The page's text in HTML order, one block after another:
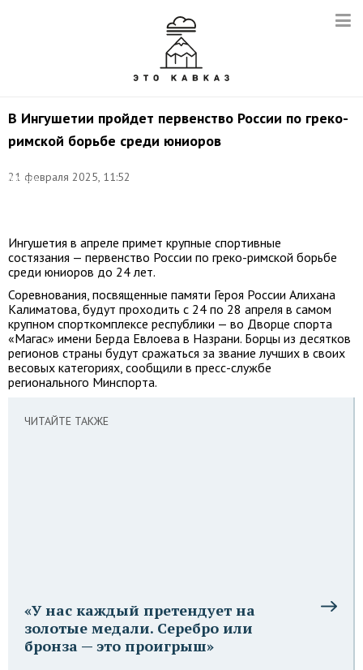
В Ингушетии пройдет первенство России по греко-
римской борьбе среди юниоров
21 февраля 2025, 11:52
Кирилл
Ингушетия в апреле примет крупные спортивные
состязания — первенство России по греко-римской борьбе
среди юниоров до 24 лет.
Соревнования, посвященные памяти Героя России Алихана
Калиматова, будут проходить с 24 по 28 апреля в самом
крупном спорткомплексе республики — во Дворце спорта
«Магас» имени Берда Евлоева в Назрани. Борцы из десятков
регионов страны будут сражаться за звание лучших в своих
весовых категориях, сообщили в пресс-службе
регионального Минспорта.
ЧИТАЙТЕ ТАКЖЕ
«У нас каждый претендует на
золотые медали. Серебро или
бронза — это проигрыш»